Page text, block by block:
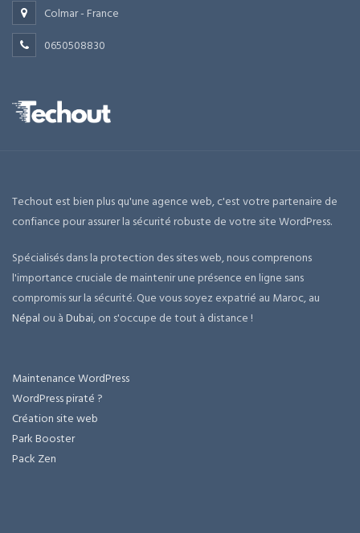
Colmar - France
0650508830
Techout est bien plus qu'une agence web, c'est votre partenaire de
confiance pour assurer la sécurité robuste de votre site WordPress.
Spécialisés dans la protection des sites web, nous comprenons
l'importance cruciale de maintenir une présence en ligne sans
compromis sur la sécurité. Que vous soyez expatrié au Maroc, au
Népal ou àDubai, on s'occupe de tout à distance !
Maintenance WordPress
WordPress piraté ?
Création site web
Park Booster
Pack Zen